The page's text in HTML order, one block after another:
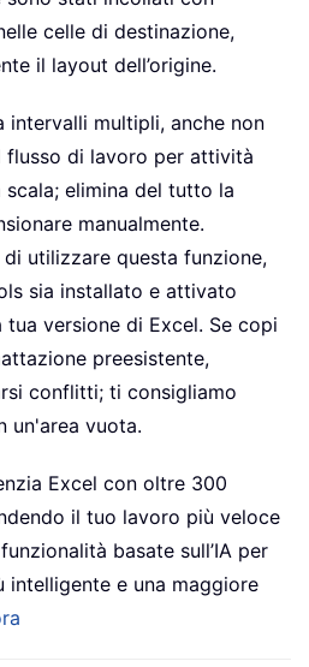
celle di destinazione,
il layout dell’origine.
intervalli multipli, anche non
flusso di lavoro per attività
elimina del tutto la
manualmente.
di utilizzare questa funzione,
sia installato e attivato
versione di Excel. Se copi
preesistente,
conflitti; ti consigliamo
un'area vuota.
Excel con oltre 300
il tuo lavoro più veloce
basate sull’IA per
intelligente e una maggiore